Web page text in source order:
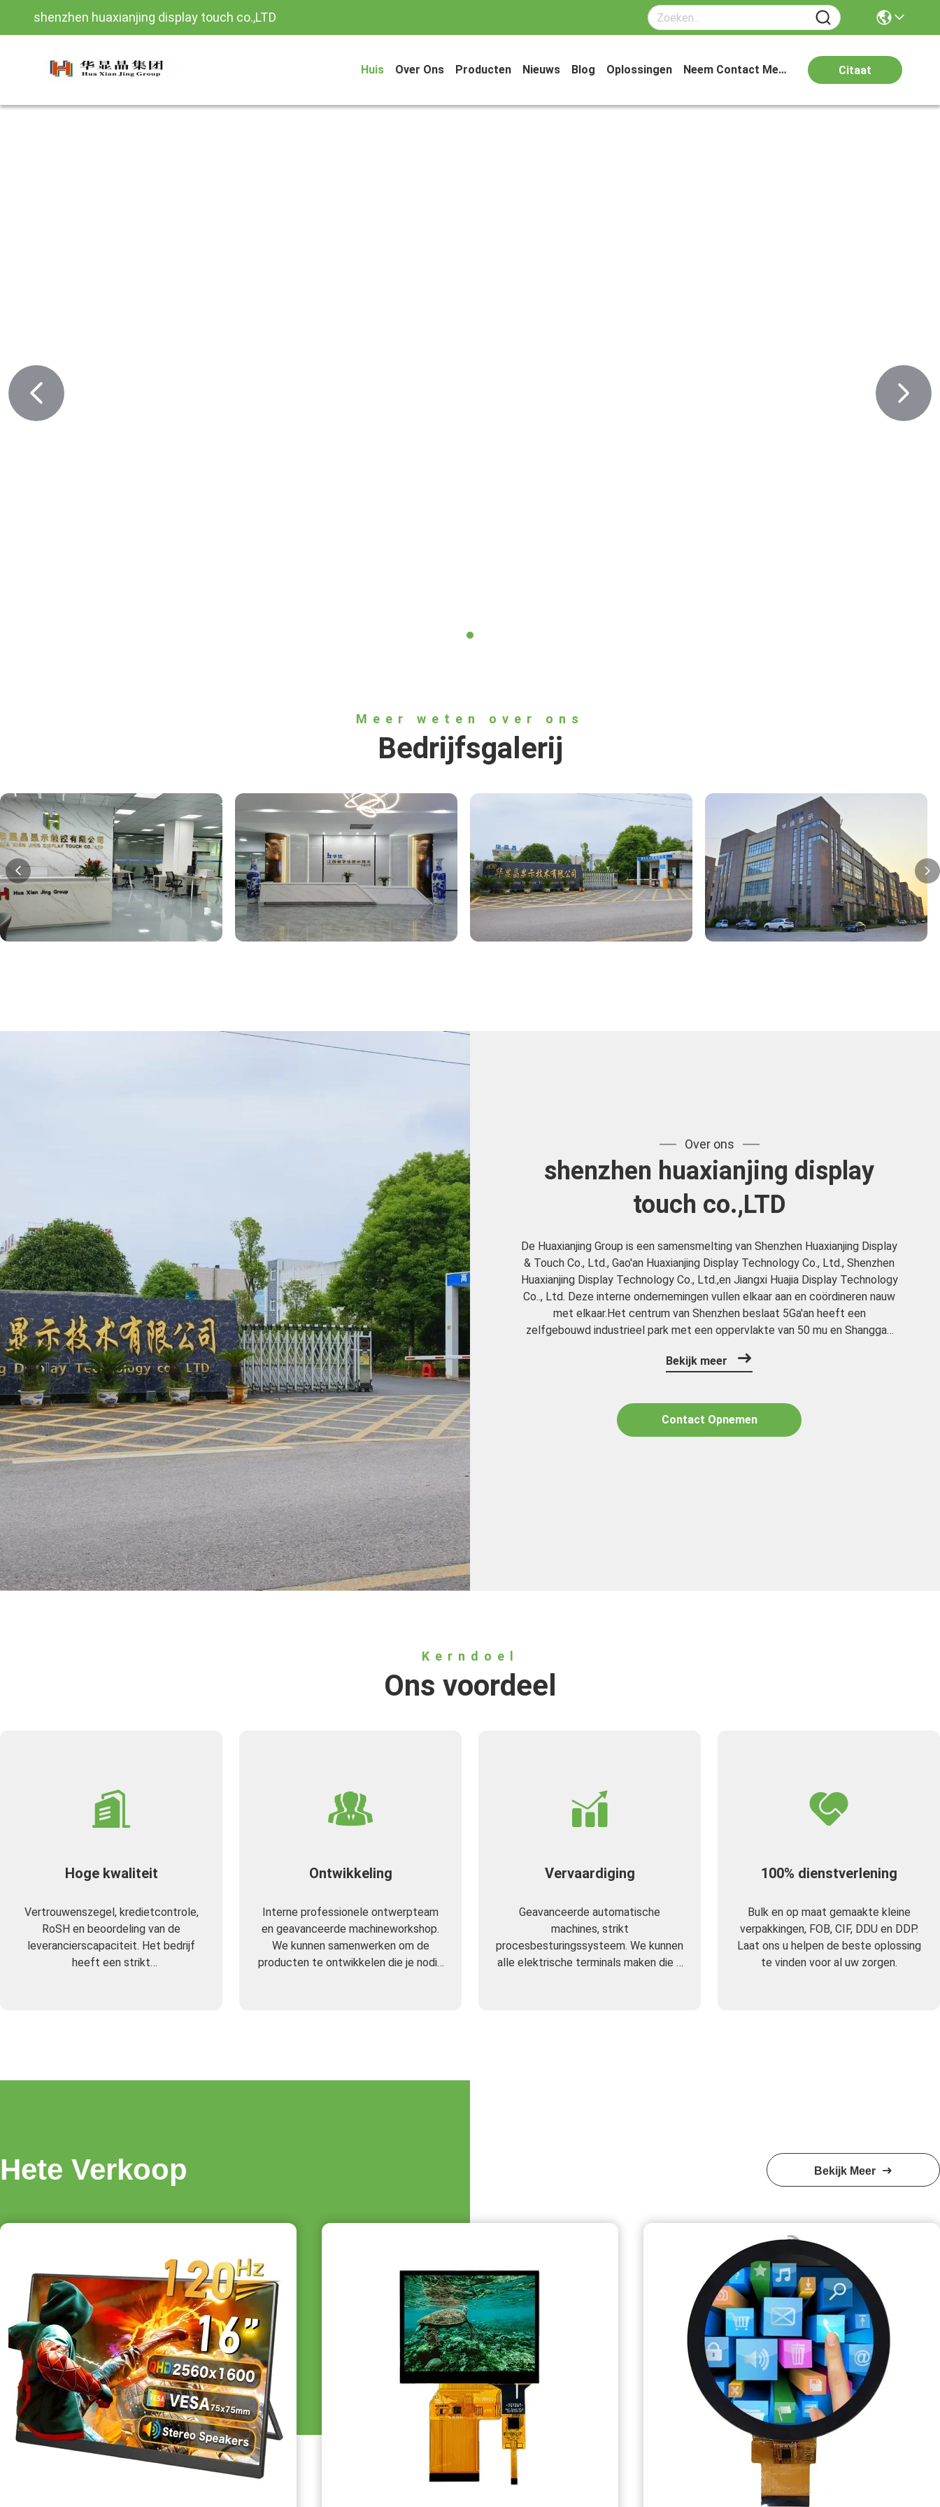
shenzhen huaxianjing display touch co.,LTD
Huis Over Ons Producten Nieuws Blog Oplossingen Neem Contact Met Ons Op Citaat
Meer weten over ons
Bedrijfsgalerij
Over ons
shenzhen huaxianjing display
touch co.,LTD
De Huaxianjing Group is een samensmelting van Shenzhen Huaxianjing Display
& Touch Co., Ltd., Gao'an Huaxianjing Display Technology Co., Ltd., Shenzhen
Huaxianjing Display Technology Co., Ltd.,en Jiangxi Huajia Display Technology
Co.., Ltd. Deze interne ondernemingen vullen elkaar aan en coördineren nauw
met elkaar.Het centrum van Shenzhen beslaat 5Ga'an heeft een
zelfgebouwd industrieel park met een oppervlakte van 50 mu en Shanggao
Bekijk meer
Contact Opnemen
Kerndoel
Ons voordeel
Hoge kwaliteit
Vertrouwenszegel, kredietcontrole,
RoSH en beoordeling van de
leverancierscapaciteit. Het bedrijf
heeft een strikt
Ontwikkeling
Interne professionele ontwerpteam
en geavanceerde machineworkshop.
We kunnen samenwerken om de
producten te ontwikkelen die je nodig
Vervaardiging
Geavanceerde automatische
machines, strikt
procesbesturingssysteem. We kunnen
alle elektrische terminals maken die u
100% dienstverlening
Bulk en op maat gemaakte kleine
verpakkingen, FOB, CIF, DDU en DDP.
Laat ons u helpen de beste oplossing
te vinden voor al uw zorgen.
Hete Verkoop Bekijk Meer